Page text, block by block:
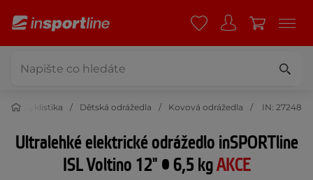
Cyklistika Dětská odrážedla Kovová odrážedla IN: 27248
Ultralehké elektrické odrážedlo inSPORTline
ISL Voltino 12" • 6,5 kgAKCE